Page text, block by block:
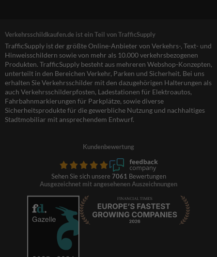
Verkehrsschildkaufen.de ist ein Teil von TrafficSupply
TrafficSupply ist der größte Online-Anbieter von Verkehrs-, Text- und
Hinweisschildern sowie von mehr als 10.000 verkehrsbezogenen
Produkten. TrafficSupply besteht aus mehreren Webshop-Konzepten,
unterteilt in den Bereichen Verkehr, Parken und Sicherheit. Bei uns
erhalten Sie Verkehrsschilder mit den dazugehörigen Halterungen als
auch Verkehrsschilderpfosten, Ladestationen für Elektroautos,
Fahrbahnmarkierungen für Parkplätze, sowie diverse
Sicherheitsprodukte für die gewerbliche Nutzung und nachhaltiges
Stadtmobiliar mit ansprechendem Entwurf.
Kundenbewertung
Sehen Sie sich unsere 7061 Bewertungen
Ausgezeichnet mit angesehenen Auszeichnungen